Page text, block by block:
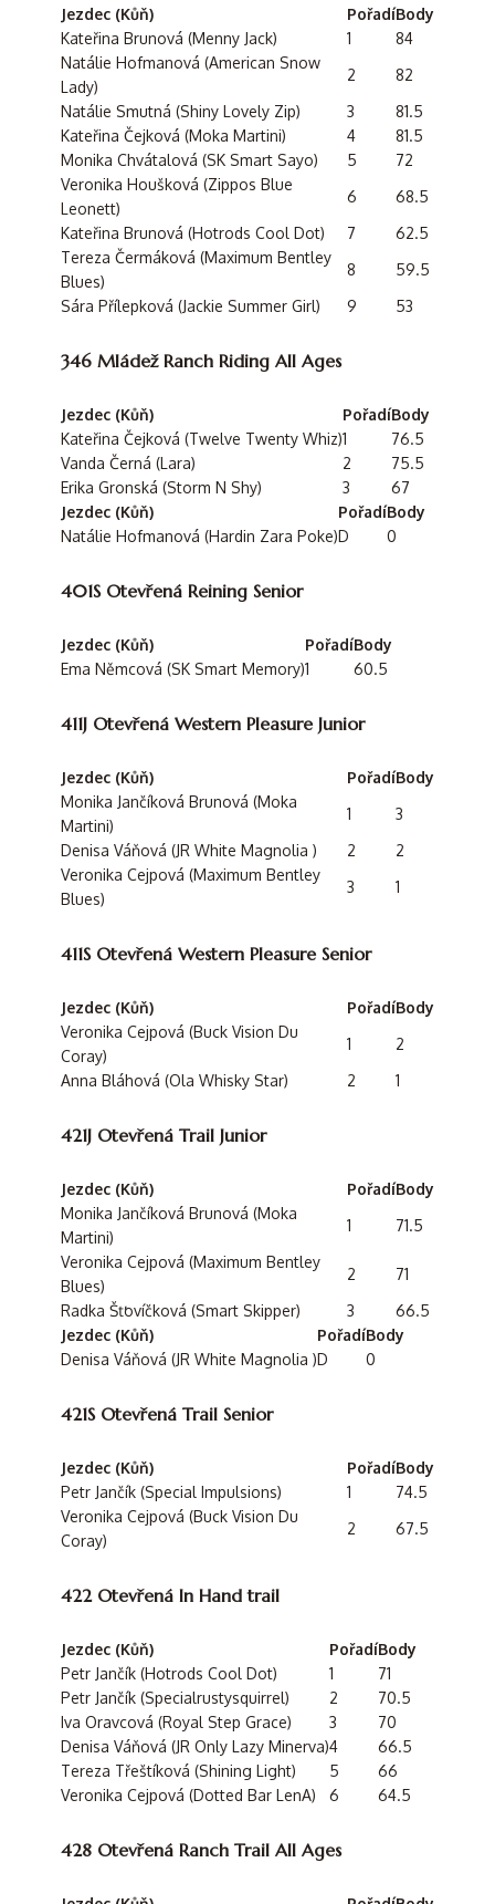
Jezdec (Kůň) PořadíBody
Kateřina Brunová (Menny Jack)
1
84
Natálie Hofmanová (American Snow
Lady)
2
82
Natálie Smutná (Shiny Lovely Zip)
3
81.5
Kateřina Čejková (Moka Martini)
4
81.5
Monika Chvátalová (SK Smart Sayo)
5
72
Veronika Houšková (Zippos Blue
Leonett)
6
68.5
Kateřina Brunová (Hotrods Cool Dot)
7
62.5
Tereza Čermáková (Maximum Bentley
Blues)
8
59.5
Sára Přílepková (Jackie Summer Girl)
9 53
346 Mládež Ranch Riding All Ages
Jezdec (Kůň) PořadíBody
Kateřina Čejková (Twelve Twenty Whiz)1
76.5
Vanda Černá (Lara)
2
75.5
Erika Gronská (Storm N Shy)
3
67
Jezdec (Kůň)
PořadíBody
Natálie Hofmanová (Hardin Zara Poke)D 0
401S Otevřená Reining Senior
Jezdec (Kůň) PořadíBody
Ema Němcová (SK Smart Memory)1 60.5
411J Otevřená Western Pleasure Junior
Jezdec (Kůň) PořadíBody
Monika Jančíková Brunová (Moka
Martini)
1
3
Denisa Váňová (JR White Magnolia )
2
2
Veronika Cejpová (Maximum Bentley
Blues)
3 1
411S Otevřená Western Pleasure Senior
Jezdec (Kůň) PořadíBody
Veronika Cejpová (Buck Vision Du
Coray)
1
2
Anna Bláhová (Ola Whisky Star)
2 1
421J Otevřená Trail Junior
Jezdec (Kůň) PořadíBody
Monika Jančíková Brunová (Moka
Martini)
1
71.5
Veronika Cejpová (Maximum Bentley
Blues)
2
71
Radka Šťovíčková (Smart Skipper)
3
66.5
Jezdec (Kůň)
PořadíBody
Denisa Váňová (JR White Magnolia )D 0
421S Otevřená Trail Senior
Jezdec (Kůň) PořadíBody
Petr Jančík (Special Impulsions)
1
74.5
Veronika Cejpová (Buck Vision Du
Coray)
2 67.5
422 Otevřená In Hand trail
Jezdec (Kůň) PořadíBody
Petr Jančík (Hotrods Cool Dot)
1
71
Petr Jančík (Specialrustysquirrel)
2
70.5
Iva Oravcová (Royal Step Grace)
3
70
Denisa Váňová (JR Only Lazy Minerva)4
66.5
Tereza Třeštíková (Shining Light)
5
66
Veronika Cejpová (Dotted Bar LenA)
6 64.5
428 Otevřená Ranch Trail All Ages